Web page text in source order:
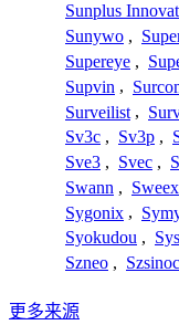
Sunplus
Sunywo ,
Supereye ,
Supvin ,
Surveilist ,
Sv3c , Sv3p ,
Sve3 , Svec ,
Swann , Sweex
Sygonix ,
Syokudou ,
Szneo ,
更多来源